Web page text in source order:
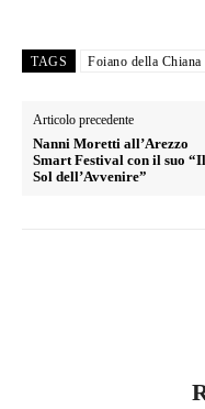
TAGS Foiano della Chiana
Articolo precedente
Nanni Moretti all’Arezzo
Smart Festival con il suo “Il
Sol dell’Avvenire”